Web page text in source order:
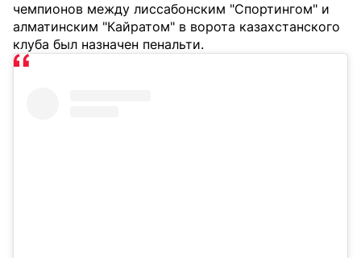
чемпионов между лиссабонским "Спортингом" и
алматинским "Кайратом" в ворота казахстанского
клуба был назначен пенальти.